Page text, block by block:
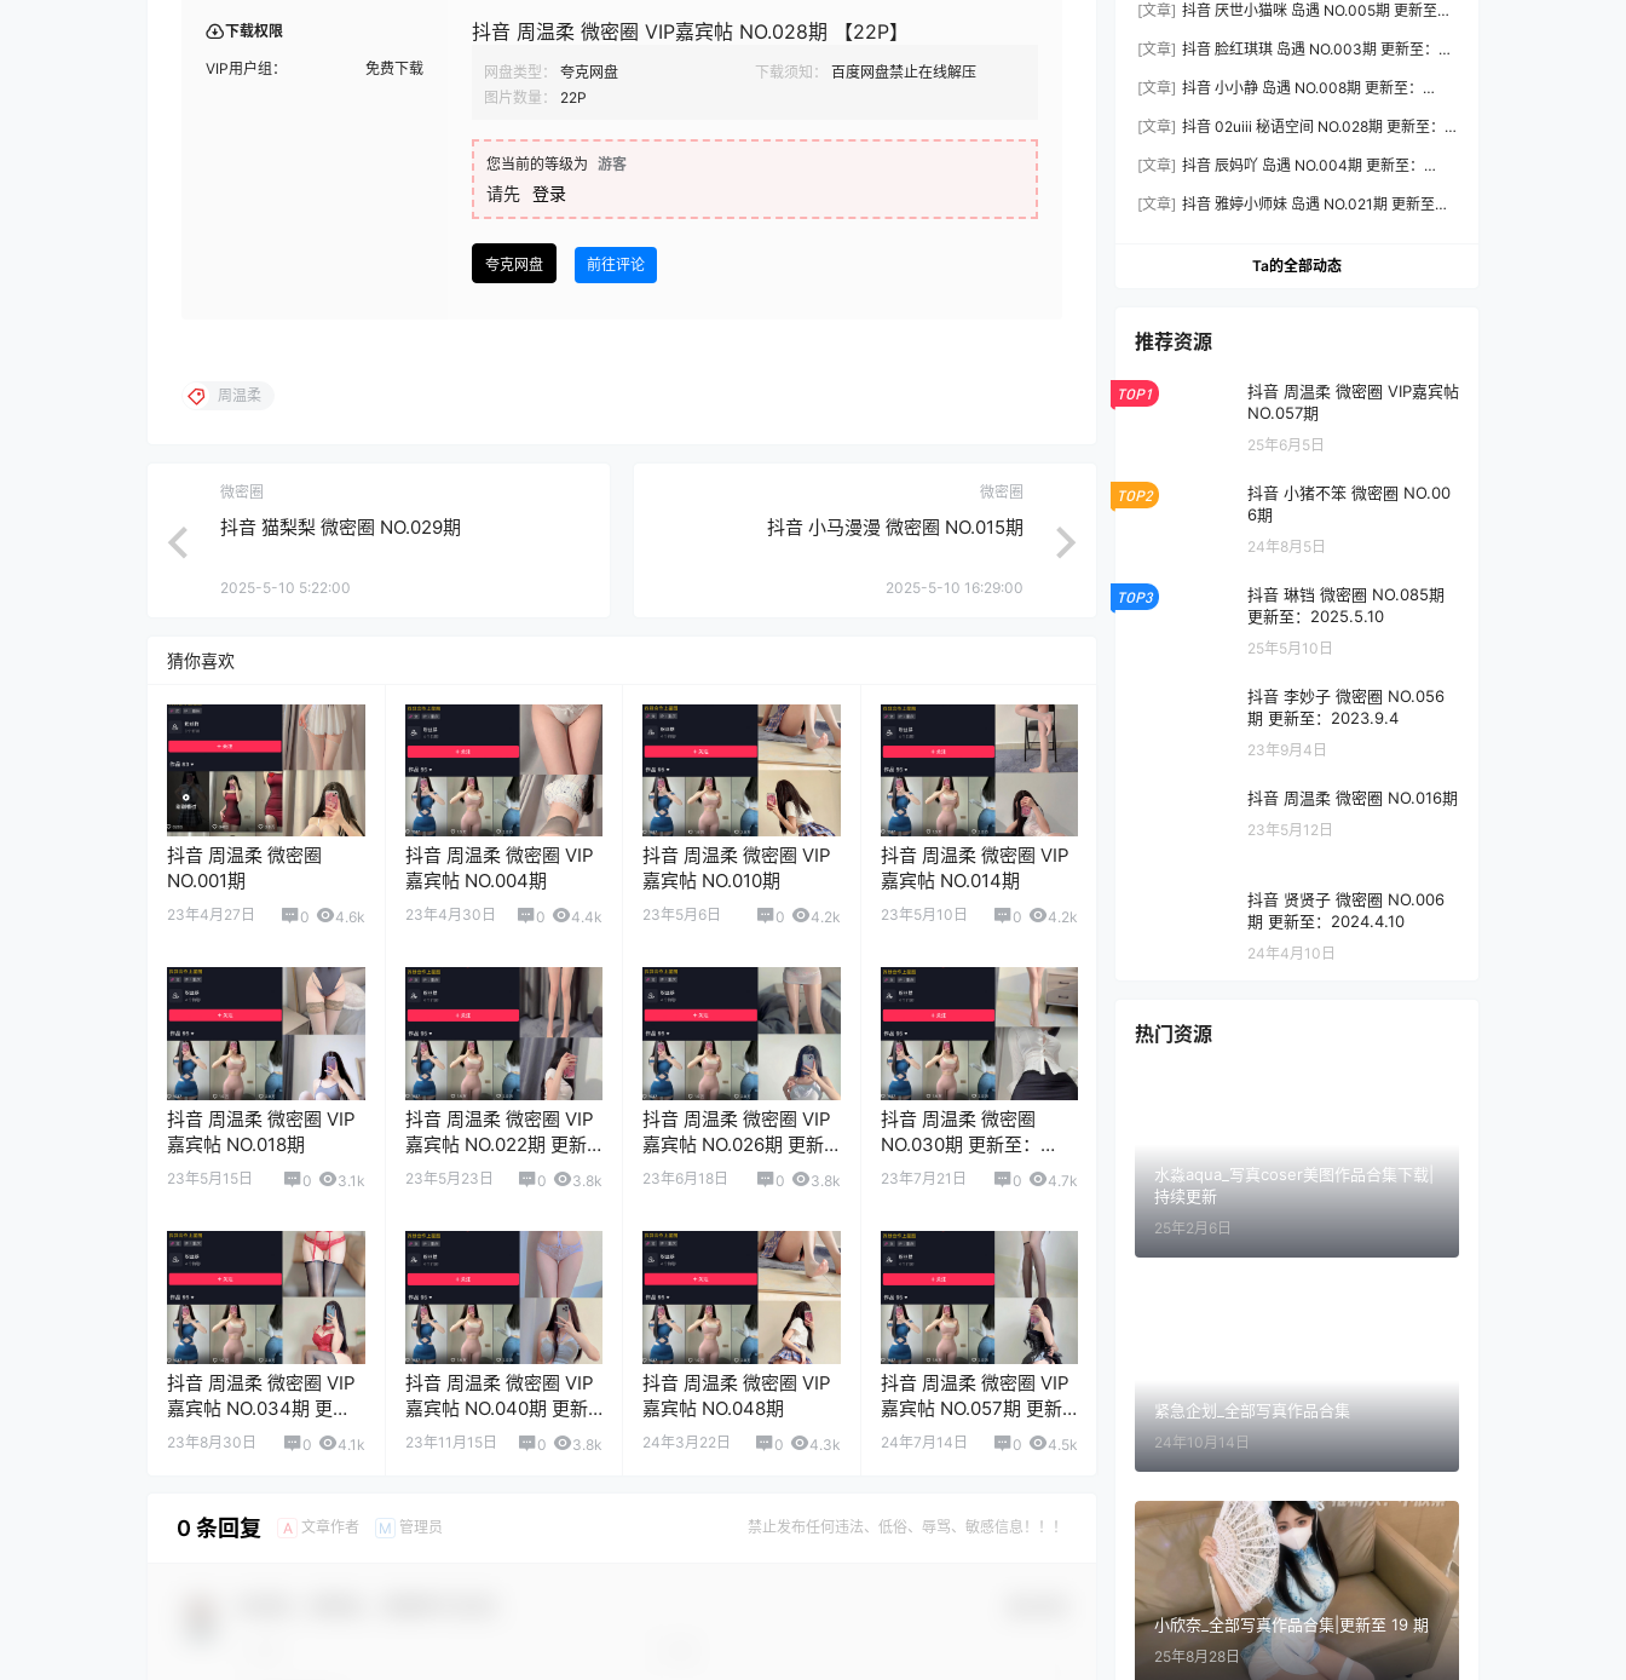
下载权限
VIP用户组： 免费下载
抖音 周温柔 微密圈 VIP嘉宾帖 NO.028期 【22P】
网盘类型： 夸克网盘 下载须知：
百度网盘禁止在线解压
图片数量：
22P
您当前的等级为 游客
请先 登录
夸克网盘 前往评论
周温柔
微密圈
抖音 猫梨梨 微密圈 NO.029期
2025-5-10 5:22:00
微密圈
抖音 小马漫漫 微密圈 NO.015期
2025-5-10 16:29:00
猜你喜欢
抖音 周温柔 微密圈
NO.001期
23年4月27日 0 4.6k
抖音 周温柔 微密圈 VIP
嘉宾帖 NO.004期
23年4月30日 0 4.4k
抖音 周温柔 微密圈 VIP
嘉宾帖 NO.010期
23年5月6日 0 4.2k
抖音 周温柔 微密圈 VIP
嘉宾帖 NO.014期
23年5月10日 0 4.2k
抖音 周温柔 微密圈 VIP
嘉宾帖 NO.018期
23年5月15日 0 3.1k
抖音 周温柔 微密圈 VIP
嘉宾帖 NO.022期 更新
至：2023.5.23
23年5月23日 0 3.8k
抖音 周温柔 微密圈 VIP
嘉宾帖 NO.026期 更新
至：2023.6.15
23年6月18日 0 3.8k
抖音 周温柔 微密圈
NO.030期 更新至：
2023.7.21
23年7月21日 0 4.7k
抖音 周温柔 微密圈 VIP
嘉宾帖 NO.034期 更新
至：2023.9.22
23年8月30日 0 4.1k
抖音 周温柔 微密圈 VIP
嘉宾帖 NO.040期 更新
至：2023.11.13
23年11月15日 0 3.8k
抖音 周温柔 微密圈 VIP
嘉宾帖 NO.048期
24年3月22日 0 4.3k
抖音 周温柔 微密圈 VIP
嘉宾帖 NO.057期 更新
至：2024.7.14
24年7月14日 0 4.5k
0 条回复 A 文章作者 M 管理员 禁止发布任何违法、低俗、辱骂、敏感信息！！！
[文章] 抖音 厌世小猫咪 岛遇 NO.005期 更新至：
[文章] 抖音 脸红琪琪 岛遇 NO.003期 更新至：
[文章] 抖音 小小静 岛遇 NO.008期 更新至：
[文章] 抖音 02uiii 秘语空间 NO.028期 更新至：
[文章] 抖音 辰妈吖 岛遇 NO.004期 更新至：
[文章] 抖音 雅婷小师妹 岛遇 NO.021期 更新至：
Ta的全部动态
推荐资源
TOP1
抖音 周温柔 微密圈 VIP嘉宾帖
NO.057期
25年6月5日
TOP2
抖音 小猪不笨 微密圈 NO.00
6期
24年8月5日
TOP3
抖音 琳铛 微密圈 NO.085期
更新至：2025.5.10
25年5月10日
抖音 李妙子 微密圈 NO.056
期 更新至：2023.9.4
23年9月4日
抖音 周温柔 微密圈 NO.016期
23年5月12日
抖音 贤贤子 微密圈 NO.006
期 更新至：2024.4.10
24年4月10日
热门资源
水淼aqua_写真coser美图作品合集下载|
持续更新
25年2月6日
紧急企划_全部写真作品合集
24年10月14日
小欣奈_全部写真作品合集|更新至 19 期
25年8月28日